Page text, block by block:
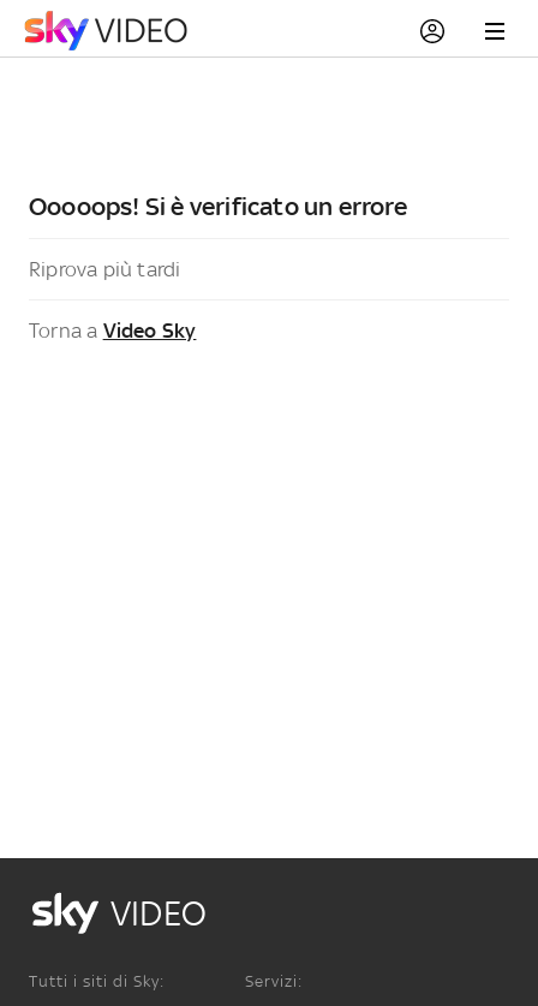
Ooooops! Si è verificato un errore
Riprova più tardi
Torna a Video Sky
VIDEO
Tutti i siti di Sky: Servizi: